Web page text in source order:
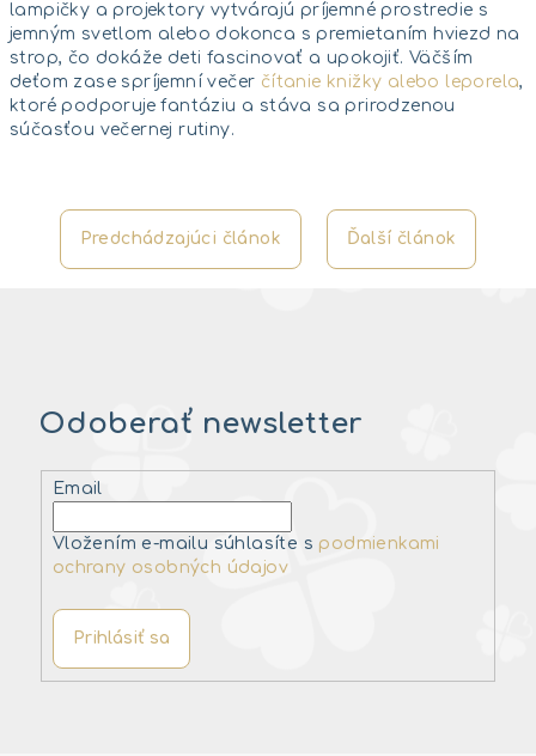
lampičky a projektory vytvárajú príjemné prostredie s
jemným svetlom alebo dokonca s premietaním hviezd na
strop, čo dokáže deti fascinovať a upokojiť. Väčším
deťom zase spríjemní večer čítanie knižky alebo leporela,
ktoré podporuje fantáziu a stáva sa prirodzenou
súčasťou večernej rutiny.
Predchádzajúci článok Ďalší článok
Odoberať newsletter
Email
Vložením e-mailu súhlasíte s podmienkami
ochrany osobných údajov
Prihlásiť sa